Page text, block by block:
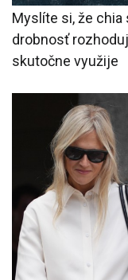
Myslíte si, že
drobnosť
skutočne využije